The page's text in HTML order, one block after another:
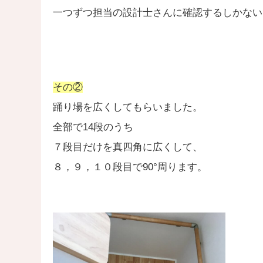
一つずつ担当の設計士さんに確認するしかな
その②
踊り場を広くしてもらいました。
全部で14段のうち
７段目だけを真四角に広くして、
８，９，１０段目で90°周ります。